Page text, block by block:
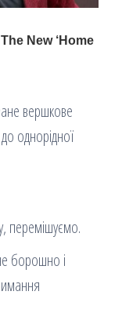
вершкове
однорідної
перемішуємо.
борошно і